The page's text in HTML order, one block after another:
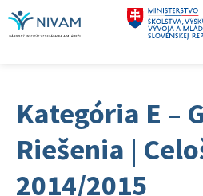
Kategória E –
Riešenia |
2014/2015